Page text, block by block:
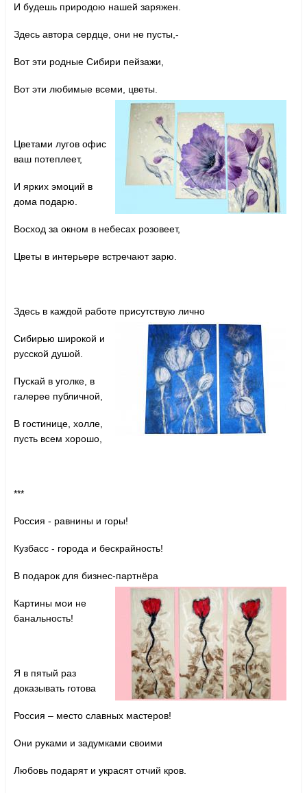
И будешь природою нашей заряжен.
Здесь автора сердце, они не пусты,-
Вот эти родные Сибири пейзажи,
Вот эти любимые всеми, цветы.
Цветами лугов офис
ваш потеплеет,
И ярких эмоций в
дома подарю.
Восход за окном в небесах розовеет,
Цветы в интерьере встречают зарю.
Здесь в каждой работе присутствую лично
Сибирью широкой и
русской душой.
Пускай в уголке, в
галерее публичной,
В гостинице, холле,
пусть всем хорошо,
***
Россия - равнины и горы!
Кузбасс - города и бескрайность!
В подарок для бизнес-партнёра
Картины мои не
банальность!
Я в пятый раз
доказывать готова
Россия – место славных мастеров!
Они руками и задумками своими
Любовь подарят и украсят отчий кров.